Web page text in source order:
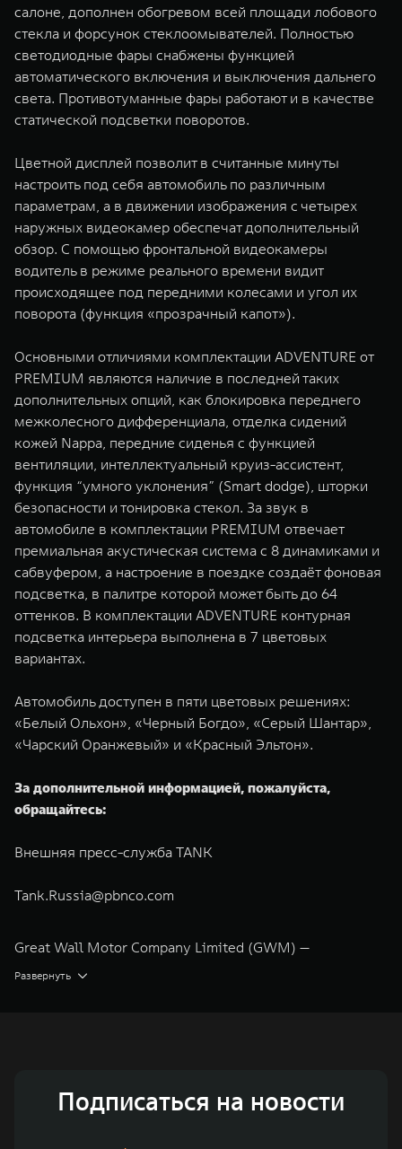
салоне, дополнен обогревом всей площади лобового
стекла и форсунок стеклоомывателей. Полностью
светодиодные фары снабжены функцией
автоматического включения и выключения дальнего
света. Противотуманные фары работают и в качестве
статической подсветки поворотов.
Цветной дисплей позволит в считанные минуты
настроить под себя автомобиль по различным
параметрам, а в движении изображения с четырех
наружных видеокамер обеспечат дополнительный
обзор. С помощью фронтальной видеокамеры
водитель в режиме реального времени видит
происходящее под передними колесами и угол их
поворота (функция «прозрачный капот»).
Основными отличиями комплектации ADVENTURE от
PREMIUM являются наличие в последней таких
дополнительных опций, как блокировка переднего
межколесного дифференциала, отделка сидений
кожей Nappa, передние сиденья с функцией
вентиляции, интеллектуальный круиз-ассистент,
функция “умного уклонения” (Smart dodge), шторки
безопасности и тонировка стекол. За звук в
автомобиле в комплектации PREMIUM отвечает
премиальная акустическая система с 8 динамиками и
сабвуфером, а настроение в поездке создаёт фоновая
подсветка, в палитре которой может быть до 64
оттенков. В комплектации ADVENTURE контурная
подсветка интерьера выполнена в 7 цветовых
вариантах.
Автомобиль доступен в пяти цветовых решениях:
«Белый Ольхон», «Черный Богдо», «Серый Шантар»,
«Чарский Оранжевый» и «Красный Эльтон».
За дополнительной информацией, пожалуйста,
обращайтесь:
Внешняя пресс-служба TANK
Tank.Russia@pbnco.com
Great Wall Motor Company Limited (GWM) —
глобальный производитель внедорожников,
2011 годах соответственно. Сфера деятельности
Развернуть
Подписаться на новости